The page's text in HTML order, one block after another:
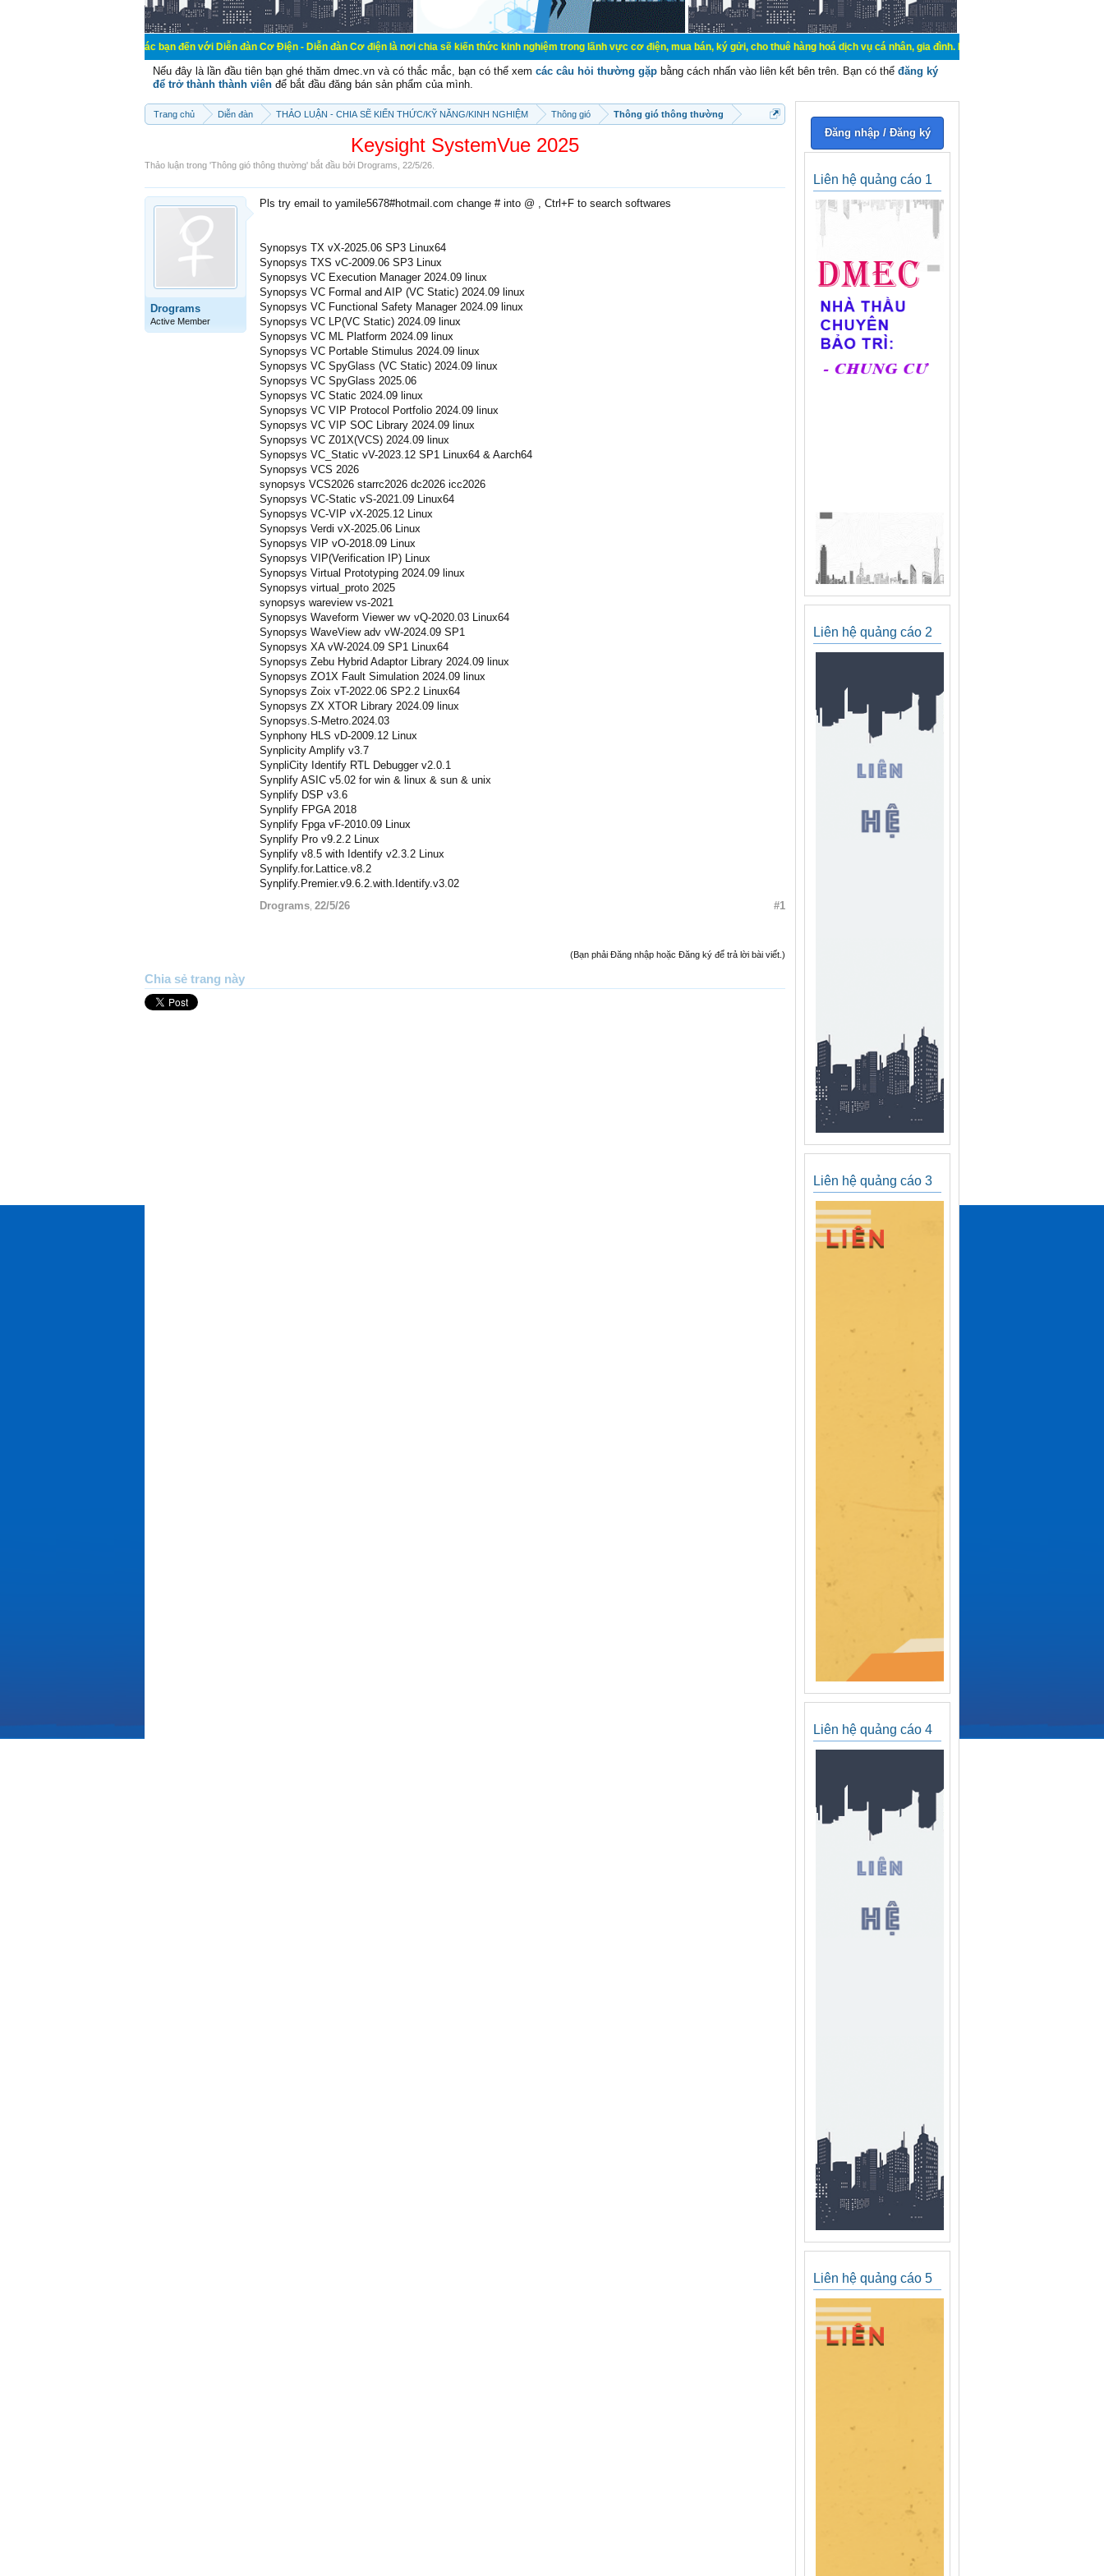
Chào mừng các bạn đến với Diễn đàn Cơ Điện - Diễn đàn Cơ điện là nơi chia sẽ kiến thức kinh nghiệm trong lãnh vực cơ điện, mua bán, ký gửi, cho thuê hàng hoá dịch vụ cá nhân, gia đình. Mua bán, ký gửi, cho thuê thiết bị hệ
Nếu đây là lần đầu tiên bạn ghé thăm dmec.vn và có thắc mắc, bạn có thể xem các câu hỏi thường gặp bằng cách nhấn vào liên kết bên trên. Bạn có thể đăng ký
để trở thành thành viên để bắt đầu đăng bán sản phẩm của mình.
Trang chủ Diễn đàn THẢO LUẬN - CHIA SẼ KIẾN THỨC/KỸ NĂNG/KINH NGHIỆM Thông gió Thông gió thông thường
Keysight SystemVue 2025
Thảo luận trong 'Thông gió thông thường' bắt đầu bởi Drograms 22/5/26
Drograms
Active Member
Pls try email to yamile5678#hotmail.com change # into @ , Ctrl+F to search softwares
Synopsys TX vX-2025.06 SP3 Linux64
Synopsys TXS vC-2009.06 SP3 Linux
Synopsys VC Execution Manager 2024.09 linux
Synopsys VC Formal and AIP (VC Static) 2024.09 linux
Synopsys VC Functional Safety Manager 2024.09 linux
Synopsys VC LP(VC Static) 2024.09 linux
Synopsys VC ML Platform 2024.09 linux
Synopsys VC Portable Stimulus 2024.09 linux
Synopsys VC SpyGlass (VC Static) 2024.09 linux
Synopsys VC SpyGlass 2025.06
Synopsys VC Static 2024.09 linux
Synopsys VC VIP Protocol Portfolio 2024.09 linux
Synopsys VC VIP SOC Library 2024.09 linux
Synopsys VC Z01X(VCS) 2024.09 linux
Synopsys VC_Static vV-2023.12 SP1 Linux64 & Aarch64
Synopsys VCS 2026
synopsys VCS2026 starrc2026 dc2026 icc2026
Synopsys VC-Static vS-2021.09 Linux64
Synopsys VC-VIP vX-2025.12 Linux
Synopsys Verdi vX-2025.06 Linux
Synopsys VIP vO-2018.09 Linux
Synopsys VIP(Verification IP) Linux
Synopsys Virtual Prototyping 2024.09 linux
Synopsys virtual_proto 2025
synopsys wareview vs-2021
Synopsys Waveform Viewer wv vQ-2020.03 Linux64
Synopsys WaveView adv vW-2024.09 SP1
Synopsys XA vW-2024.09 SP1 Linux64
Synopsys Zebu Hybrid Adaptor Library 2024.09 linux
Synopsys ZO1X Fault Simulation 2024.09 linux
Synopsys Zoix vT-2022.06 SP2.2 Linux64
Synopsys ZX XTOR Library 2024.09 linux
Synopsys.S-Metro.2024.03
Synphony HLS vD-2009.12 Linux
Synplicity Amplify v3.7
SynpliCity Identify RTL Debugger v2.0.1
Synplify ASIC v5.02 for win & linux & sun & unix
Synplify DSP v3.6
Synplify FPGA 2018
Synplify Fpga vF-2010.09 Linux
Synplify Pro v9.2.2 Linux
Synplify v8.5 with Identify v2.3.2 Linux
Synplify.for.Lattice.v8.2
Synplify.Premier.v9.6.2.with.Identify.v3.02
Drograms 22/5/26 #1
(Bạn phải Đăng nhập hoặc Đăng ký để trả lời bài viết.)
Chia sẻ trang này
Đăng nhập / Đăng ký
Liên hệ quảng cáo 1
Liên hệ quảng cáo 2
Liên hệ quảng cáo 3
Liên hệ quảng cáo 4
Liên hệ quảng cáo 5